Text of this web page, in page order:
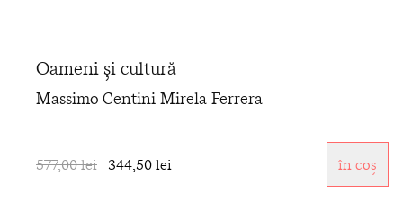
Oameni și cultură
Massimo CentiniMirela Ferrera
577,00 lei 344,50 lei în coș